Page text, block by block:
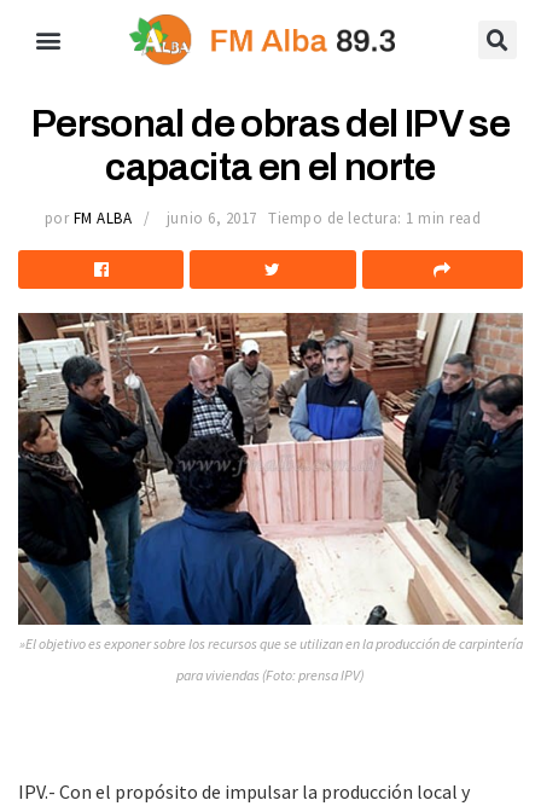
Personal de obras del IPV se
capacita en el norte
por FM ALBA junio 6, 2017 Tiempo de lectura: 1 min read
»El objetivo es exponer sobre los recursos que se utilizan en la producción de carpintería
para viviendas (Foto: prensa IPV)
IPV.- Con el propósito de impulsar la producción local y